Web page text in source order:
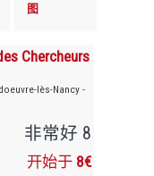
图
Chercheurs
lès-Nancy -
非常好 8
开始于 8€